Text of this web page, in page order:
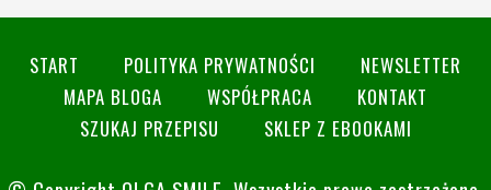
START POLITYKA PRYWATNOŚCI
NEWSLETTER
MAPA BLOGA
WSPÓŁPRACA
KONTAKT
SZUKAJ PRZEPISU
SKLEP Z EBOOKAMI